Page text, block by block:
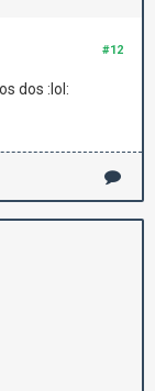
#12
dos :lol: